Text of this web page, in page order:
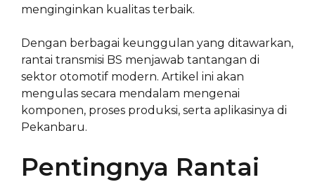
menginginkan kualitas terbaik.
Dengan berbagai keunggulan yang ditawarkan,
rantai transmisi BS menjawab tantangan di
sektor otomotif modern. Artikel ini akan
mengulas secara mendalam mengenai
komponen, proses produksi, serta aplikasinya di
Pekanbaru.
Pentingnya Rantai